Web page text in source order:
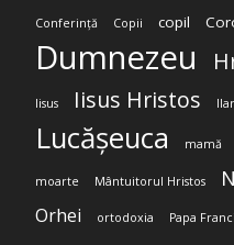
Conferință Copii copil
Dumnezeu
Iisus Iisus Hristos
Lucășeuca mamă
moarte Mântuitorul Hristos
Orhei ortodoxia Papa